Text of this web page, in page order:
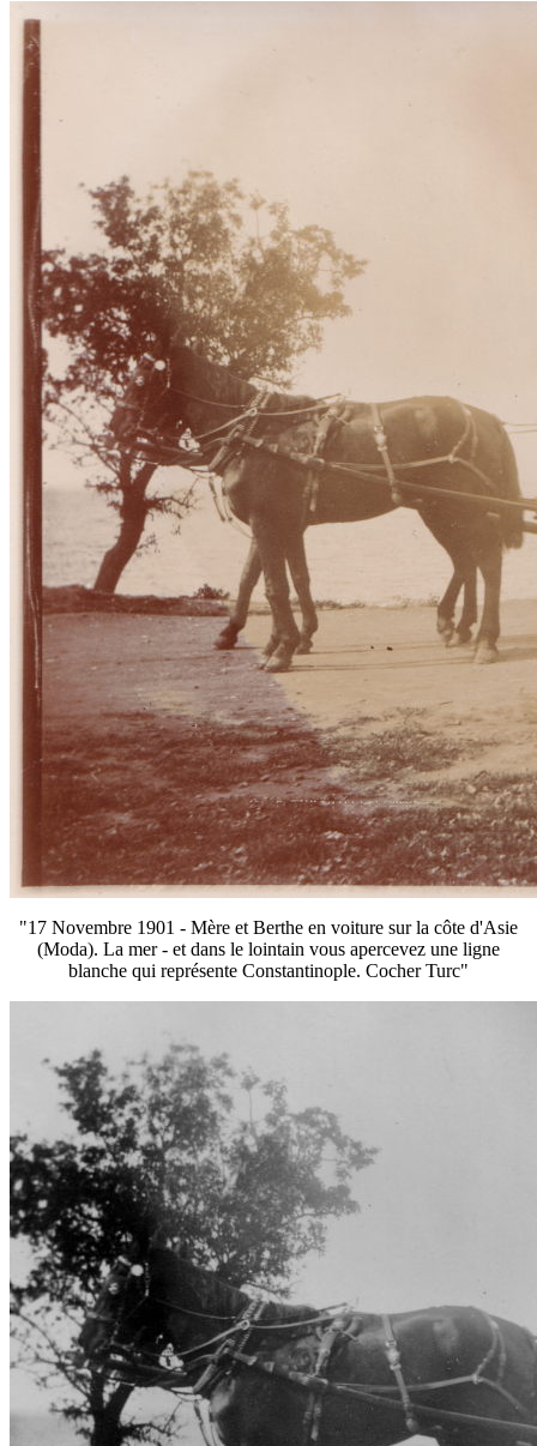
"17 Novembre 1901 - Mère et Berthe en voiture sur la côte d'Asie
(Moda). La mer - et dans le lointain vous apercevez une ligne
blanche qui représente Constantinople. Cocher Turc"